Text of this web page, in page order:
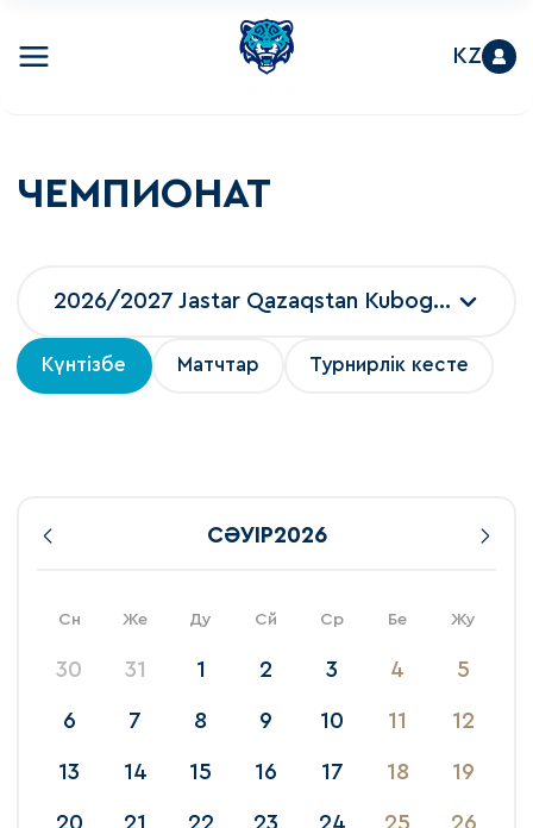
KZ
ЧЕМПИОНАТ
Күнтізбе Матчтар Турнирлік кесте
2026/2027 Jastar Qazaqstan Kubogi 2026
СӘУІР2026
Сн Же Ду Сй Ср Бе Жу
30 31 1 2 3 4 5
6 7 8 9 10 11 12
13 14 15 16 17 18 19
20 21 22 23 24 25 26